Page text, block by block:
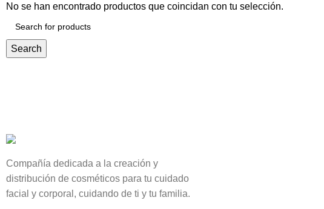
No se han encontrado productos que coincidan con tu selección.
Search
Compañía dedicada a la creación y
distribución de cosméticos para tu cuidado
facial y corporal, cuidando de ti y tu familia.